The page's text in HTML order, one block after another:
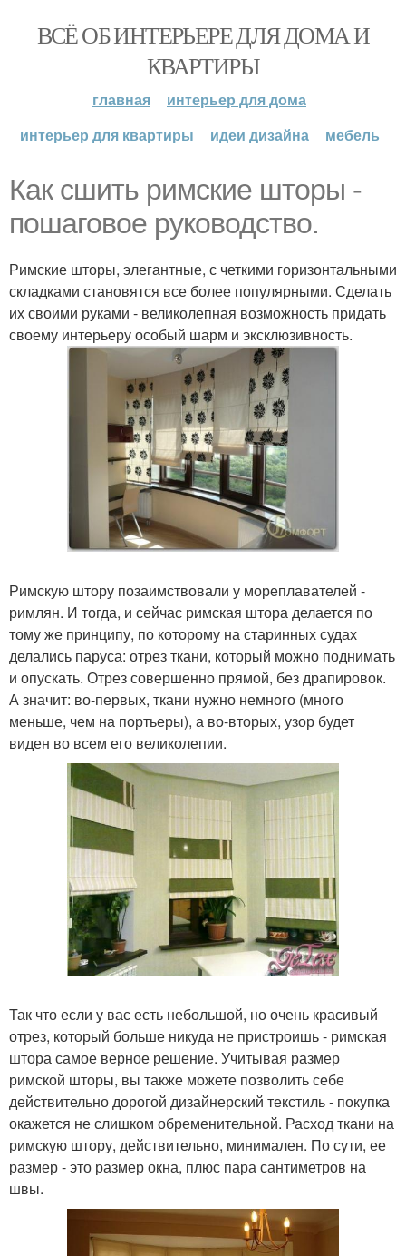
ВСЁ ОБ ИНТЕРЬЕРЕ ДЛЯ ДОМА И
КВАРТИРЫ
главная
интерьер для дома
интерьер для квартиры
идеи дизайна мебель
Как сшить римские шторы -
пошаговое руководство.
Римские шторы, элегантные, с четкими горизонтальными
складками становятся все более популярными. Сделать
их своими руками - великолепная возможность придать
своему интерьеру особый шарм и эксклюзивность.
Римскую штору позаимствовали у мореплавателей -
римлян. И тогда, и сейчас римская штора делается по
тому же принципу, по которому на старинных судах
делались паруса: отрез ткани, который можно поднимать
и опускать. Отрез совершенно прямой, без драпировок.
А значит: во-первых, ткани нужно немного (много
меньше, чем на портьеры), а во-вторых, узор будет
виден во всем его великолепии.
Так что если у вас есть небольшой, но очень красивый
отрез, который больше никуда не пристроишь - римская
штора самое верное решение. Учитывая размер
римской шторы, вы также можете позволить себе
действительно дорогой дизайнерский текстиль - покупка
окажется не слишком обременительной. Расход ткани на
римскую штору, действительно, минимален. По сути, ее
размер - это размер окна, плюс пара сантиметров на
швы.